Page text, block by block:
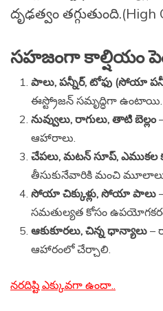
దృఢత్వం తగ్గుతుంది.(High
సహజంగా కాల్షియం
పాలు, పన్నీర్, టోఫు (సోయా
ఈస్ట్రోజన్ సమృద్ధిగా ఉంటాయి.
నువ్వులు, రాగులు, తాటి బెల్లం
ఆహారాలు.
చేపలు, మటన్ సూప్, ఎముకల
తీసుకునేవారికి మంచి
సోయా చిక్కుళ్లు, సోయా పాలు
సమతుల్యత కోసం
ఆకుకూరలు, చిన్న ధాన్యాలు –
ఆహారంలో చేర్చాలి.
నరదిష్టి ఎక్కువగా ఉందా..